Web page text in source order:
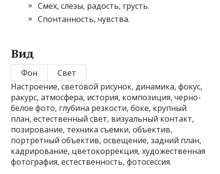
Смех, слезы, радость, грусть.
Спонтанность, чувства.
Вид
Фон
Свет
Настроение, световой рисунок, динамика, фокус,
ракурс, атмосфера, история, композиция, черно-
белое фото, глубина резкости, боке, крупный
план, естественный свет, визуальный контакт,
позирование, техника съемки, объектив,
портретный объектив, освещение, задний план,
кадрирование, цветокоррекция, художественная
фотография, естественность, фотосессия.